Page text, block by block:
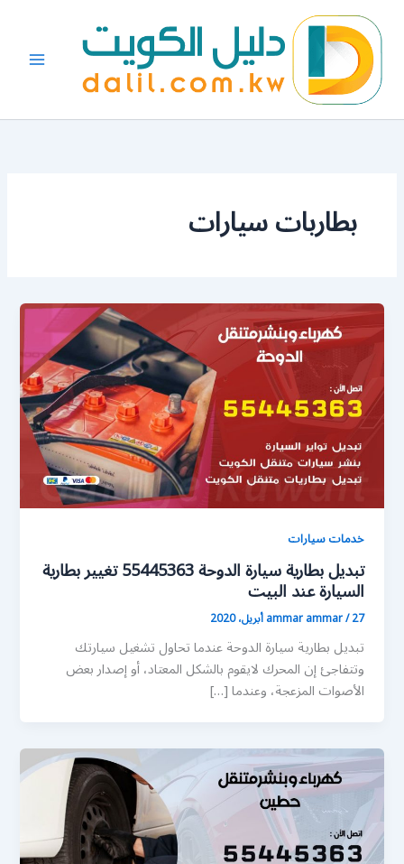
المحتوى
بطاربات سيارات
خدمات سيارات
تبديل بطارية سيارة الدوحة 55445363 تغيير بطارية
السيارة عند البيت
ammar ammar/27 أبريل، 2020
تبديل بطارية سيارة الدوحة عندما تحاول تشغيل سيارتك
وتتفاجئ إن المحرك لايقوم بالشكل المعتاد، أو إصدار بعض
الأصوات المزعجة، وعندما […]